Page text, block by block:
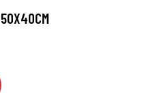
50X40CM